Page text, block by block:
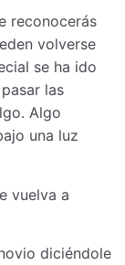
reconocerás
volverse
se ha ido
las
Algo
una luz
vuelva a
diciéndole